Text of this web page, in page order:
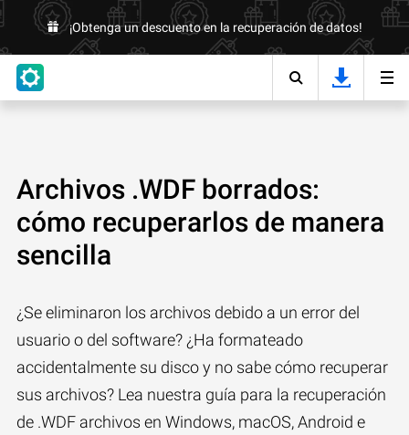
¡Obtenga un descuento en la recuperación de datos!
Archivos .WDF borrados:
cómo recuperarlos de manera
sencilla
¿Se eliminaron los archivos debido a un error del
usuario o del software? ¿Ha formateado
accidentalmente su disco y no sabe cómo recuperar
sus archivos? Lea nuestra guía para la recuperación
de .WDF archivos en Windows, macOS, Android e